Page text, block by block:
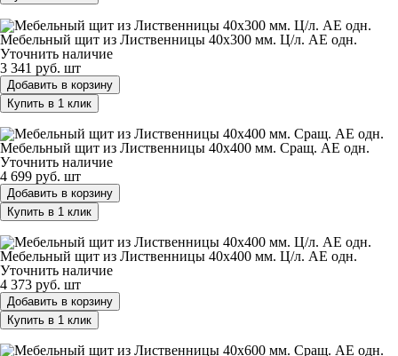
Мебельный щит из Лиственницы 40х300 мм. Ц/л. AЕ одн.
Уточнить наличие
3 341 руб. шт
Добавить в корзину
Купить в 1 клик
Мебельный щит из Лиственницы 40х400 мм. Cращ. AЕ одн.
Уточнить наличие
4 699 руб. шт
Добавить в корзину
Купить в 1 клик
Мебельный щит из Лиственницы 40х400 мм. Ц/л. AЕ одн.
Уточнить наличие
4 373 руб. шт
Добавить в корзину
Купить в 1 клик